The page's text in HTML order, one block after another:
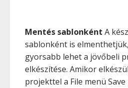
Mentés sablonként A
sablonként is
gyorsabb lehet a jövőbeli
elkészítése. Amikor
projekttel a File menü Save